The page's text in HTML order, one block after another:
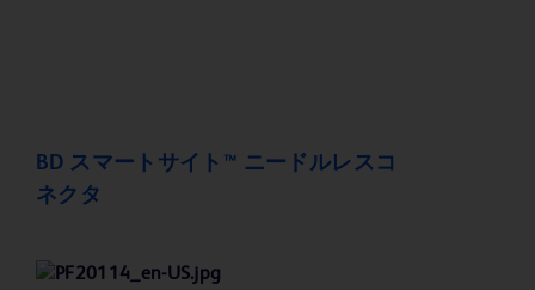
BD スマートサイト™ ニードルレスコ
ネクタ